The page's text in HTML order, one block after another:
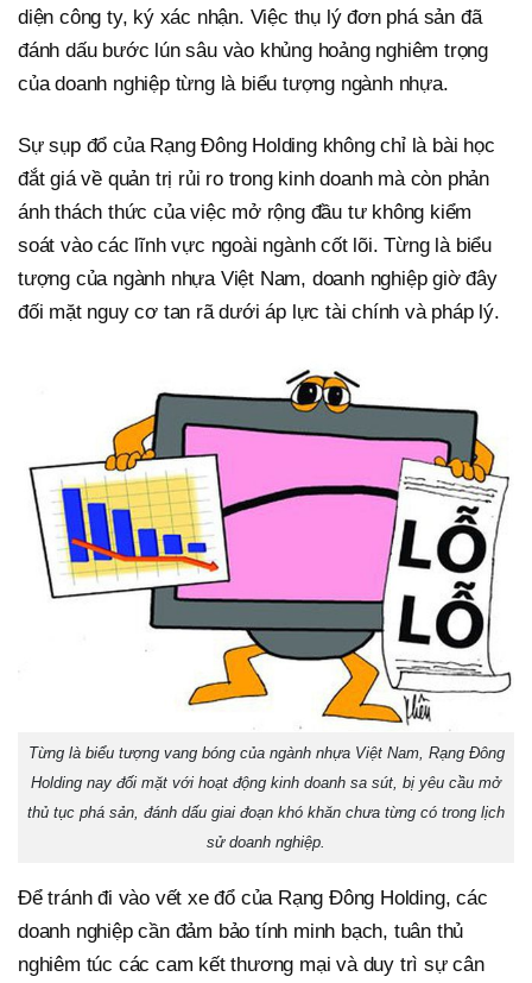
diện công ty, ký xác nhận. Việc thụ lý đơn phá sản đã
đánh dấu bước lún sâu vào khủng hoảng nghiêm trọng
của doanh nghiệp từng là biểu tượng ngành nhựa.
Sự sụp đổ của Rạng Đông Holding không chỉ là bài học
đắt giá về quản trị rủi ro trong kinh doanh mà còn phản
ánh thách thức của việc mở rộng đầu tư không kiểm
soát vào các lĩnh vực ngoài ngành cốt lõi. Từng là biểu
tượng của ngành nhựa Việt Nam, doanh nghiệp giờ đây
đối mặt nguy cơ tan rã dưới áp lực tài chính và pháp lý.
Từng là biểu tượng vang bóng của ngành nhựa Việt Nam, Rạng Đông
Holding nay đối mặt với hoạt động kinh doanh sa sút, bị yêu cầu mở
thủ tục phá sản, đánh dấu giai đoạn khó khăn chưa từng có trong lịch
sử doanh nghiệp.
Để tránh đi vào vết xe đổ của Rạng Đông Holding, các
doanh nghiệp cần đảm bảo tính minh bạch, tuân thủ
nghiêm túc các cam kết thương mại và duy trì sự cân